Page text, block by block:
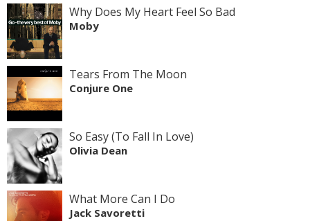
Why Does My Heart Feel So Bad
Moby
Tears From The Moon
Conjure One
So Easy (To Fall In Love)
Olivia Dean
What More Can I Do
Jack Savoretti